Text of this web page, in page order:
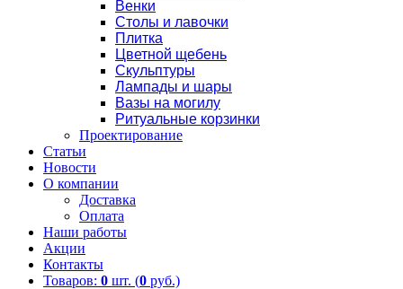
Венки
Столы и лавочки
Плитка
Цветной щебень
Скульптуры
Лампады и шары
Вазы на могилу
Ритуальные корзинки
Проектирование
Статьи
Новости
О компании
Доставка
Оплата
Наши работы
Акции
Контакты
Товаров: 0 шт. (0 руб.)